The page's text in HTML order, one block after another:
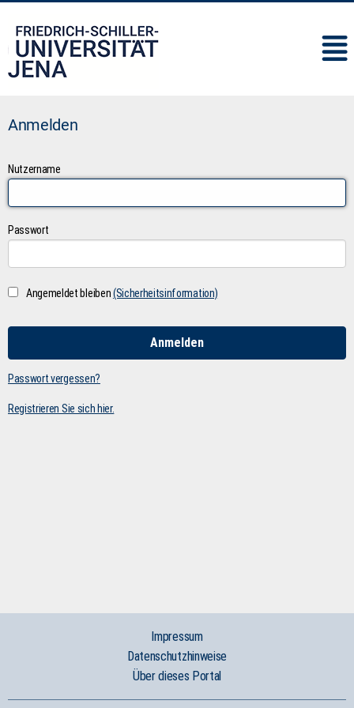
Anmelden
Nutzername
Passwort
Angemeldet bleiben(Sicherheitsinformation)
Passwort vergessen?
Registrieren Sie sich hier.
Impressum
Datenschutzhinweise
Über dieses Portal